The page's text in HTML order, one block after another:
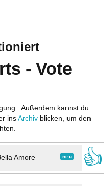
- Vote
Außerdem kannst du
ins Archiv blicken, um den
neu
Amore
👍